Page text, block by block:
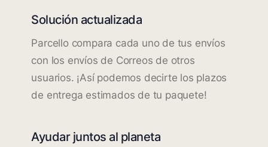
Solución actualizada
Parcello compara cada uno de tus envíos
con los envíos de Correos de otros
usuarios. ¡Así podemos decirte los plazos
de entrega estimados de tu paquete!
Ayudar juntos al planeta